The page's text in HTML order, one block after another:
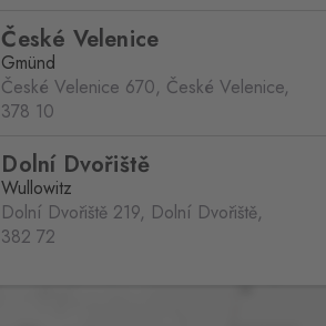
České Velenice
Gmünd
České Velenice 670, České Velenice,
378 10
Dolní Dvořiště
Wullowitz
Dolní Dvořiště 219, Dolní Dvořiště,
382 72